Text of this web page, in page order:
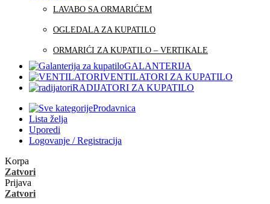
LAVABO SA ORMARIĆEM
OGLEDALA ZA KUPATILO
ORMARIĆI ZA KUPATILO – VERTIKALE
GALANTERIJA
VENTILATORI ZA KUPATILO
RADIJATORI ZA KUPATILO
Prodavnica
Lista želja
Uporedi
Logovanje / Registracija
Korpa
Zatvori
Prijava
Zatvori